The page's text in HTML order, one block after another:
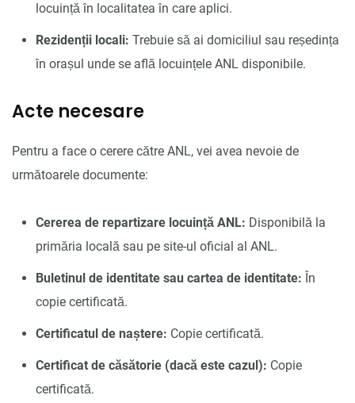
locuință în localitatea în care aplici.
Rezidenții locali: Trebuie să ai domiciliul sau reședința
în orașul unde se află locuințele ANL disponibile.
Acte necesare
Pentru a face o cerere către ANL, vei avea nevoie de
următoarele documente:
Cererea de repartizare locuință ANL: Disponibilă la
primăria locală sau pe site-ul oficial al ANL.
Buletinul de identitate sau cartea de identitate: În
copie certificată.
Certificatul de naștere: Copie certificată.
Certificat de căsătorie (dacă este cazul): Copie
certificată.